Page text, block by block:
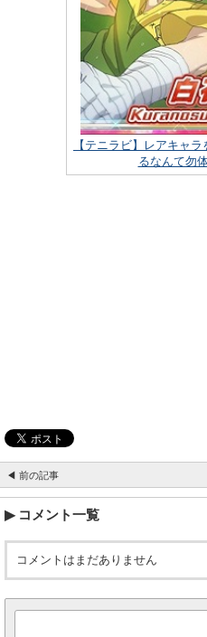
【テニラビ】レアキャ
るなんて勿
◀ 前の記事
コメント一覧
コメントはまだありません